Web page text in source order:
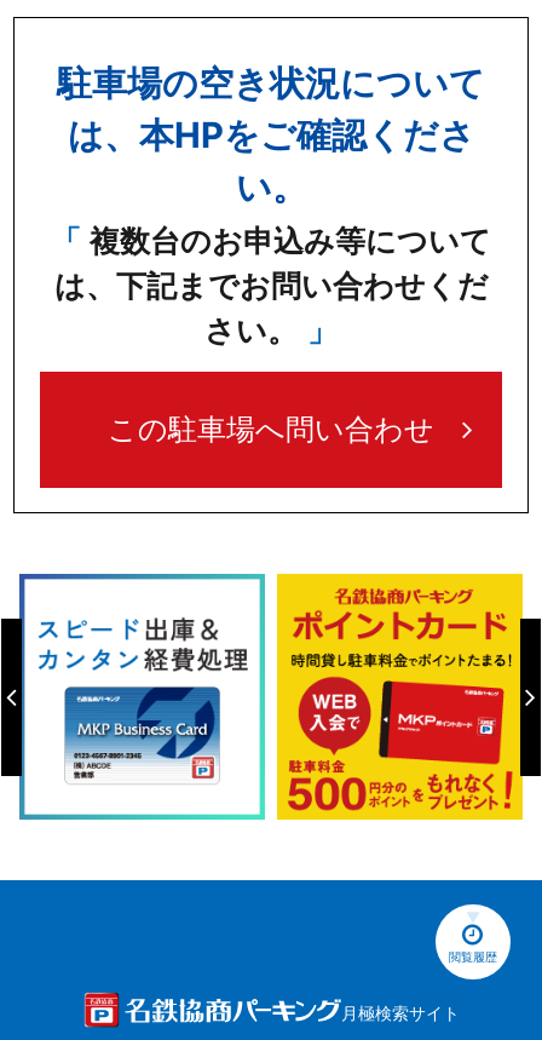
駐車場の空き状況について
は、本HPをご確認くださ
い。
複数台のお申込み等について
は、下記までお問い合わせくだ
さい。
この駐車場へ問い合わせ
閲覧履歴
月極検索サイト